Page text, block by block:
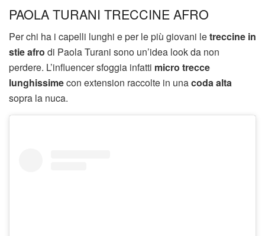
PAOLA TURANI TRECCINE AFRO
Per chi ha i capelli lunghi e per le più giovani letreccine in
stie afro di Paola Turani sono un’idea look da non
perdere. L’influencer sfoggia infatti micro trecce
lunghissimecon extension raccolte in unacoda alta
sopra la nuca.